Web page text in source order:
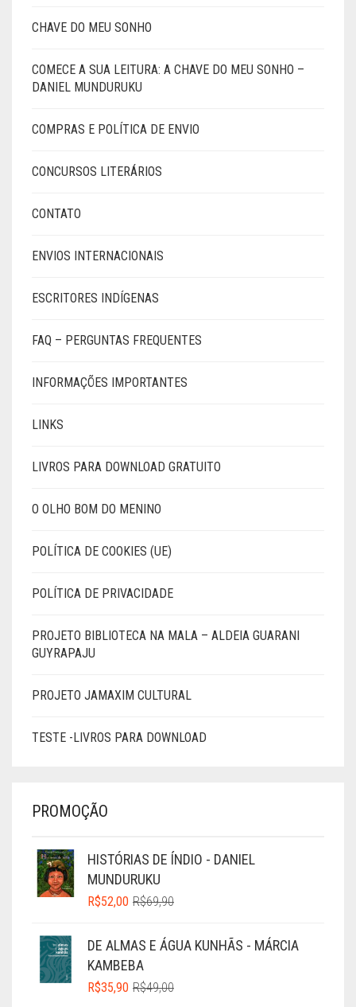
CHAVE DO MEU SONHO
COMECE A SUA LEITURA: A CHAVE DO MEU SONHO –
DANIEL MUNDURUKU
COMPRAS E POLÍTICA DE ENVIO
CONCURSOS LITERÁRIOS
CONTATO
ENVIOS INTERNACIONAIS
ESCRITORES INDÍGENAS
FAQ – PERGUNTAS FREQUENTES
INFORMAÇÕES IMPORTANTES
LINKS
LIVROS PARA DOWNLOAD GRATUITO
O OLHO BOM DO MENINO
POLÍTICA DE COOKIES (UE)
POLÍTICA DE PRIVACIDADE
PROJETO BIBLIOTECA NA MALA – ALDEIA GUARANI
GUYRAPAJU
PROJETO JAMAXIM CULTURAL
TESTE -LIVROS PARA DOWNLOAD
PROMOÇÃO
HISTÓRIAS DE ÍNDIO - DANIEL
MUNDURUKU
R$69,90O
ORIGINAL
ERA:
R$52,00
O
É:
DE ALMAS E ÁGUA KUNHÃS - MÁRCIA
KAMBEBA
R$49,00O
R$35,90
O